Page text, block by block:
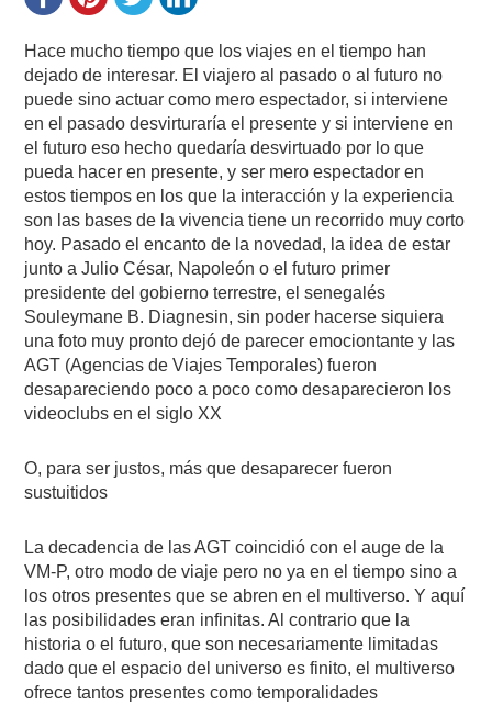
Hace mucho tiempo que los viajes en el tiempo han
dejado de interesar. El viajero al pasado o al futuro no
puede sino actuar como mero espectador, si interviene
en el pasado desvirturaría el presente y si interviene en
el futuro eso hecho quedaría desvirtuado por lo que
pueda hacer en presente, y ser mero espectador en
estos tiempos en los que la interacción y la experiencia
son las bases de la vivencia tiene un recorrido muy corto
hoy. Pasado el encanto de la novedad, la idea de estar
junto a Julio César, Napoleón o el futuro primer
presidente del gobierno terrestre, el senegalés
Souleymane B. Diagnesin, sin poder hacerse siquiera
una foto muy pronto dejó de parecer emociontante y las
AGT (Agencias de Viajes Temporales) fueron
desapareciendo poco a poco como desaparecieron los
videoclubs en el siglo XX
O, para ser justos, más que desaparecer fueron
sustuitidos
La decadencia de las AGT coincidió con el auge de la
VM-P, otro modo de viaje pero no ya en el tiempo sino a
los otros presentes que se abren en el multiverso. Y aquí
las posibilidades eran infinitas. Al contrario que la
historia o el futuro, que son necesariamente limitadas
dado que el espacio del universo es finito, el multiverso
ofrece tantos presentes como temporalidades